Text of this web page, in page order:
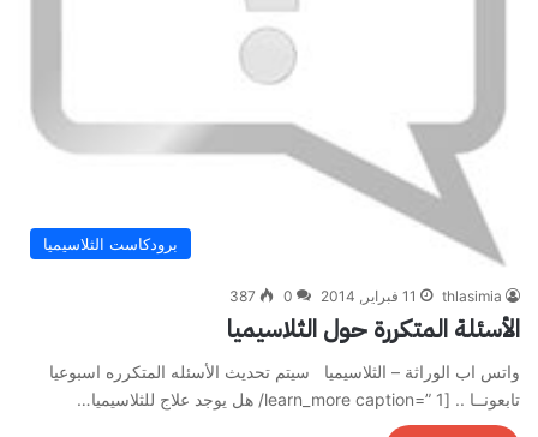
برودكاست الثلاسيميا
thlasimia 11 فبراير, 2014 0
387
الأسئلة المتكررة حول الثلاسيميا
واتس اب الوراثة – الثلاسيميا سيتم تحديث الأسئله المتكرره اسبوعيا
تابعونــا .. [learn_more caption=” 1/ هل يوجد علاج للثلاسيميا…